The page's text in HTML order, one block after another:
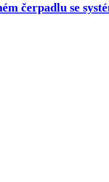
čerpadlu se